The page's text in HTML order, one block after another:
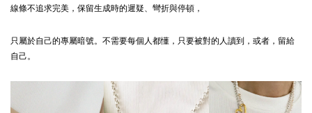
線條不追求完美，保留生成時的遲疑、彎折與停頓，
只屬於自己的專屬暗號。不需要每個人都懂，只要被對的人讀到，或者，留給
自己。